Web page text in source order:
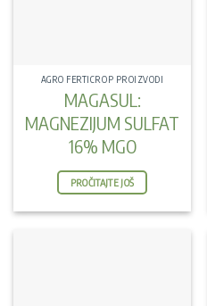
AGRO FERTICROP PROIZVODI
MAGASUL:
MAGNEZIJUM SULFAT
16% MGO
PROČITAJTE JOŠ